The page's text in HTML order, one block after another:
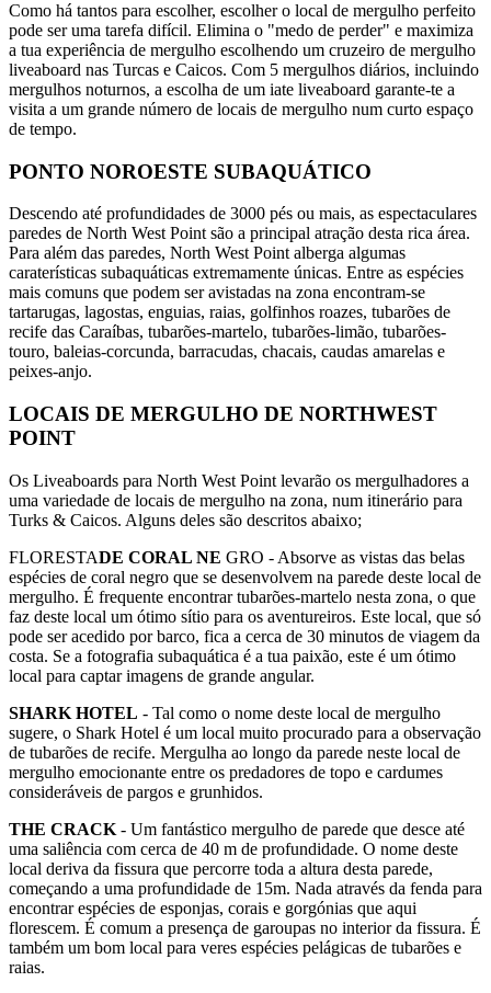
Como há tantos para escolher, escolher o local de mergulho perfeito
pode ser uma tarefa difícil. Elimina o "medo de perder" e maximiza
a tua experiência de mergulho escolhendo um cruzeiro de mergulho
liveaboard nas Turcas e Caicos. Com 5 mergulhos diários, incluindo
mergulhos noturnos, a escolha de um iate liveaboard garante-te a
visita a um grande número de locais de mergulho num curto espaço
de tempo.
PONTO NOROESTE SUBAQUÁTICO
Descendo até profundidades de 3000 pés ou mais, as espectaculares
paredes de North West Point são a principal atração desta rica área.
Para além das paredes, North West Point alberga algumas
caraterísticas subaquáticas extremamente únicas. Entre as espécies
mais comuns que podem ser avistadas na zona encontram-se
tartarugas, lagostas, enguias, raias, golfinhos roazes, tubarões de
recife das Caraíbas, tubarões-martelo, tubarões-limão, tubarões-
touro, baleias-corcunda, barracudas, chacais, caudas amarelas e
peixes-anjo.
LOCAIS DE MERGULHO DE NORTHWEST
POINT
Os Liveaboards para North West Point levarão os mergulhadores a
uma variedade de locais de mergulho na zona, num itinerário para
Turks & Caicos. Alguns deles são descritos abaixo;
FLORESTADE CORAL NE GRO - Absorve as vistas das belas
espécies de coral negro que se desenvolvem na parede deste local de
mergulho. É frequente encontrar tubarões-martelo nesta zona, o que
faz deste local um ótimo sítio para os aventureiros. Este local, que só
pode ser acedido por barco, fica a cerca de 30 minutos de viagem da
costa. Se a fotografia subaquática é a tua paixão, este é um ótimo
local para captar imagens de grande angular.
SHARK HOTEL - Tal como o nome deste local de mergulho
sugere, o Shark Hotel é um local muito procurado para a observação
de tubarões de recife. Mergulha ao longo da parede neste local de
mergulho emocionante entre os predadores de topo e cardumes
consideráveis de pargos e grunhidos.
THE CRACK - Um fantástico mergulho de parede que desce até
uma saliência com cerca de 40 m de profundidade. O nome deste
local deriva da fissura que percorre toda a altura desta parede,
começando a uma profundidade de 15m. Nada através da fenda para
encontrar espécies de esponjas, corais e gorgónias que aqui
florescem. É comum a presença de garoupas no interior da fissura. É
também um bom local para veres espécies pelágicas de tubarões e
raias.